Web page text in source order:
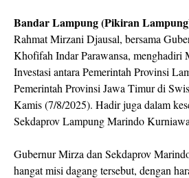
Bandar Lampung (Pikiran
Rahmat Mirzani Djausal, bersama
Khofifah Indar Parawansa, menghadiri
Investasi antara Pemerintah Provinsi
Pemerintah Provinsi Jawa Timur di
Kamis (7/8/2025). Hadir juga dalam
Sekdaprov Lampung Marindo
Gubernur Mirza dan Sekdaprov
hangat misi dagang tersebut, dengan